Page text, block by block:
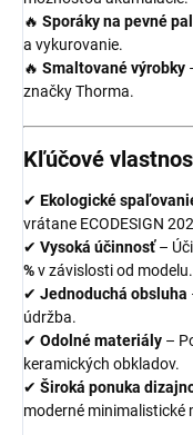
🔥 Sporáky na pevné
a vykurovanie.
🔥 Smaltované výrobky
značky Thorma.
Kľúčové
✔ Ekologické
vrátane ECODESIGN
✔ Vysoká účinnosť–
%v závislosti od modelu.
✔ Jednoduchá obsluha
údržba.
✔ Odolné materiály –
keramických obkladov.
✔ Široká ponuka
moderné minimalistické